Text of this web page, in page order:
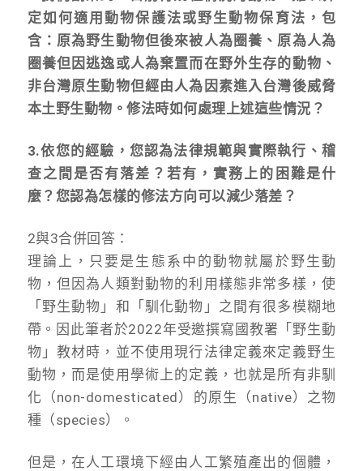
定如何適用動物保護法或野生動物保育法，包
含：原為野生動物但後來被人為圈養、原為人為
圈養但因逃逸或人為棄置而在野外生存的動物、
非台灣原生動物但經由人為因素進入台灣後威脅
本土野生動物。修法時如何處理上述這些情況？
3.依您的經驗，您認為法律規範與實際執行、稽
查之間是否有落差？若有，實務上的困難是什
麼？您認為怎樣的修法方向可以減少落差？
2與3合併回答：
理論上，只要是生態系中的動物就屬於野生動
物，但因為人類對動物的利用樣態非常多樣，使
「野生動物」和「馴化動物」之間有很多模糊地
帶。因此筆者於2022年受邀撰寫國教署「野生動
物」教材時，並不使用現行法律定義來定義野生
動物，而是使用學術上的定義，也就是所有非馴
化（non-domesticated）的原生（native）之物
種（species）。
但是，在人工環境下經由人工繁殖產出的個體，